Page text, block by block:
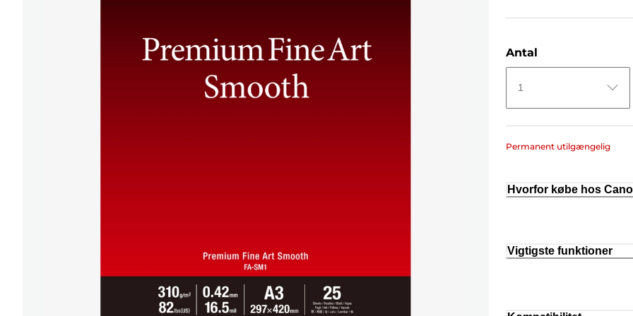
Antal
1
Permanent utilgængelig
Hvorfor købe hos
Vigtigste funktioner